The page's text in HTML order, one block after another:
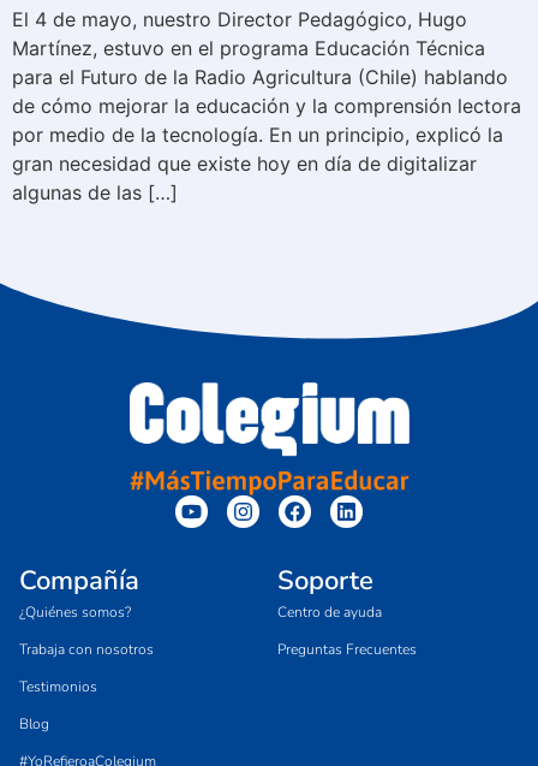
El 4 de mayo, nuestro Director Pedagógico, Hugo
Martínez, estuvo en el programa Educación Técnica
para el Futuro de la Radio Agricultura (Chile) hablando
de cómo mejorar la educación y la comprensión lectora
por medio de la tecnología. En un principio, explicó la
gran necesidad que existe hoy en día de digitalizar
algunas de las […]
Compañía
¿Quiénes somos?
Trabaja con nosotros
Testimonios
Blog
#YoRefieroaColegium
Soporte
Centro de ayuda
Preguntas Frecuentes